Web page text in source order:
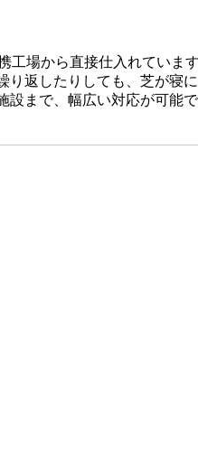
場から直接仕入れてい
返したりしても、芝が寝
まで、幅広い対応が可能
いただいております。プ
ぎる製品は、紫外線によ
り返しています。将来の
独自流通経路があるから